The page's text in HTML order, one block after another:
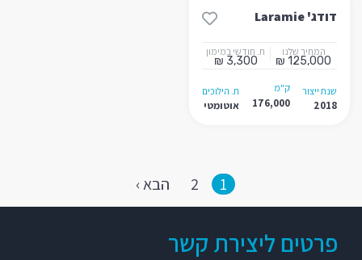
דודג' Laramie
המחיר שלנו
125,000 ₪
ת. חודשי במימון
3,300 ₪
שנת ייצור
2018
ק"מ
176,000
ת. הילוכים
אוטומטי
1
2 הבא ›
פרטים ליצירת קשר